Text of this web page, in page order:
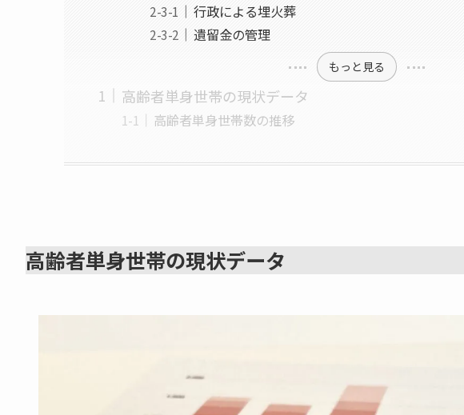
行政による埋火葬
遺留金の管理
もっと見る
高齢者単身世帯の現状データ
高齢者単身世帯数の推移
高齢者単身世帯の現状データ